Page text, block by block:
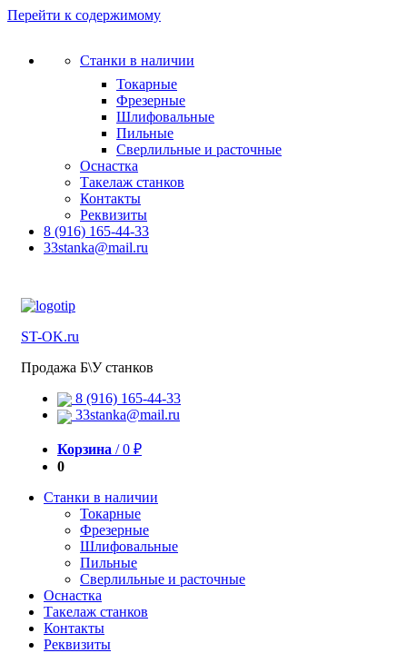
Перейти к содержимому
Станки в наличии
Токарные
Фрезерные
Шлифовальные
Пильные
Сверлильные и расточные
Оснастка
Такелаж станков
Контакты
Реквизиты
8 (916) 165-44-33
33stanka@mail.ru
ST-OK.ru
Продажа Б\У станков
8 (916) 165-44-33
33stanka@mail.ru
Корзина /0 ₽
0
Станки в наличии
Токарные
Фрезерные
Шлифовальные
Пильные
Сверлильные и расточные
Оснастка
Такелаж станков
Контакты
Реквизиты